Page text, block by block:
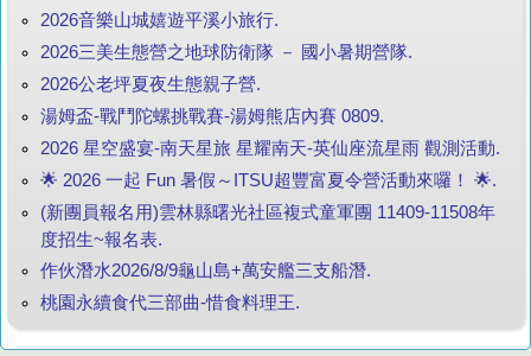
2026音樂山城嬉遊平溪小旅行.
2026三美生態營之地球防衛隊 － 國小暑期營隊.
2026公老坪夏夜生態親子營.
湯姆盃-戰鬥陀螺挑戰賽-湯姆熊店內賽 0809.
2026 星空盛宴-南天星旅 星耀南天-英仙座流星雨 觀測活動.
🌟 2026 一起 Fun 暑假～ITSU超豐富夏令營活動來囉！ 🌟.
(新團員報名用)雲林縣曙光社區複式童軍團 11409-11508年
度招生~報名表.
作伙潛水2026/8/9龜山島+萬安艦三支船潛.
桃園永續食代三部曲-惜食料理王.